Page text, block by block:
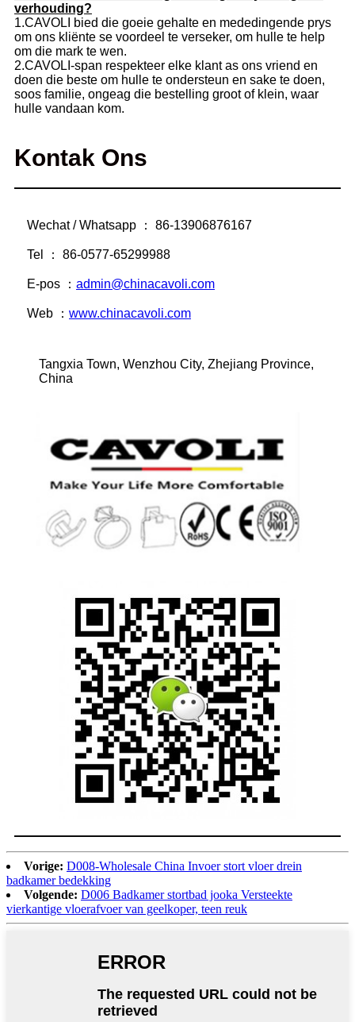
verhouding?
1.CAVOLI bied die goeie gehalte en mededingende prys
om ons kliënte se voordeel te verseker, om hulle te help
om die mark te wen.
2.CAVOLI-span respekteer elke klant as ons vriend en
doen die beste om hulle te ondersteun en sake te doen,
soos familie, ongeag die bestelling groot of klein, waar
hulle vandaan kom.
Kontak Ons
Wechat / Whatsapp ： 86-13906876167
Tel ： 86-0577-65299988
E-pos ： admin@chinacavoli.com
Web ： www.chinacavoli.com
Tangxia Town, Wenzhou City, Zhejiang Province,
China
Vorige: D008-Wholesale China Invoer stort vloer drein
badkamer bedekking
Volgende: D006 Badkamer stortbad jooka Versteekte
vierkantige vloerafvoer van geelkoper, teen reuk